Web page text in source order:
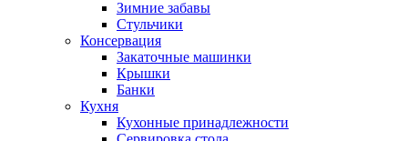
Зимние забавы
Стульчики
Консервация
Закаточные машинки
Крышки
Банки
Кухня
Кухонные принадлежности